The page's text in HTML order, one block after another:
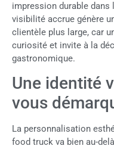
impression durable
visibilité accrue génère
clientèle plus large, car
curiosité et invite à la
gastronomique.
Une identité
vous
La personnalisation
food truck va bien au-